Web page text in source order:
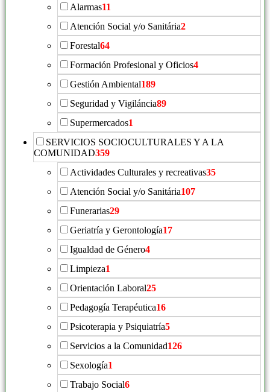
Alarmas11
Atención Social y/o Sanitária2
Forestal64
Formación Profesional y Oficios4
Gestión Ambiental189
Seguridad y Vigiláncia89
Supermercados1
SERVICIOS SOCIOCULTURALES Y A LA
COMUNIDAD359
Actividades Culturales y recreativas35
Atención Social y/o Sanitária107
Funerarias29
Geriatría y Gerontología17
Igualdad de Género4
Limpieza1
Orientación Laboral25
Pedagogía Terapéutica16
Psicoterapia y Psiquiatría5
Servicios a la Comunidad126
Sexología1
Trabajo Social6